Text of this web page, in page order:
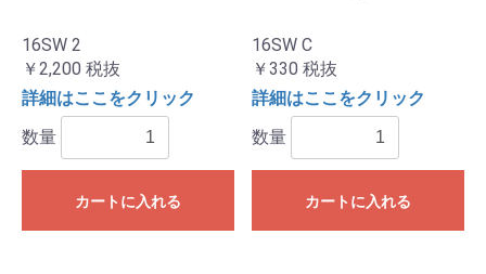
16SW 2
￥2,200 税抜
詳細はここをクリック
数量
カートに入れる
16SW C
￥330 税抜
詳細はここをクリック
数量
カートに入れる